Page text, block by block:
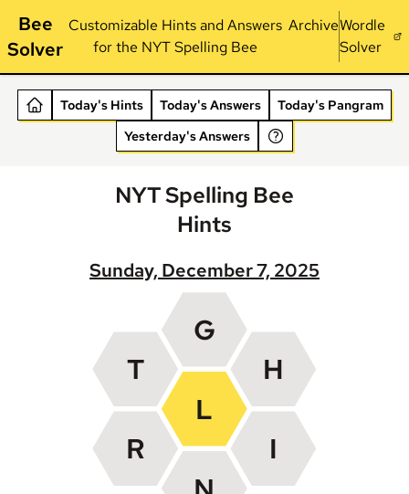
Bee
Solver
Customizable Hints and Answers
for the NYT Spelling Bee
ArchiveWordle
Solver
Today's Hints Today's Answers
Today's Pangram
Yesterday's Answers
NYT Spelling Bee
Hints
Sunday, December 7, 2025